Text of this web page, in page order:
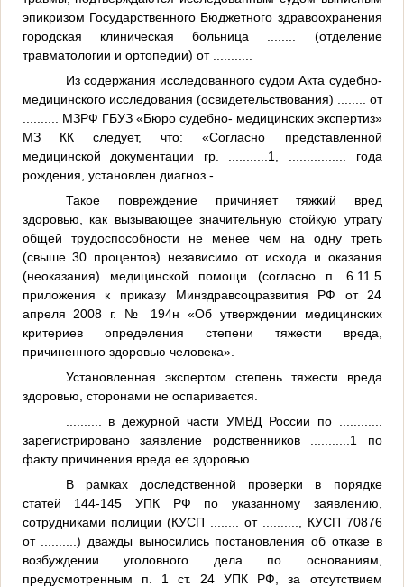
эпикризом Государственного Бюджетного здравоохранения
городская клиническая больница
(отделение
травматологии и ортопедии) от
Из содержания исследованного судом Акта судебно-
медицинского исследования (освидетельствования)
от
МЗРФ ГБУЗ «Бюро судебно- медицинских экспертиз»
МЗ КК следует, что: «Согласно представленной
медицинской документации гр.
...........1
года
рождения, установлен диагноз -
Такое повреждение причиняет тяжкий вред
здоровью, как вызывающее значительную стойкую утрату
общей трудоспособности не менее чем на одну треть
(свыше 30 процентов) независимо от исхода и оказания
(неоказания) медицинской помощи (согласно п. 6.11.5
приложения к приказу Минздравсоцразвития РФ от 24
апреля 2008 г. № 194н «Об утверждении медицинских
критериев определения степени тяжести вреда,
причиненного здоровью человека».
Установленная экспертом степень тяжести вреда
здоровью, сторонами не оспаривается.
в дежурной части УМВД России по
зарегистрировано заявление родственников
...........1
по
факту причинения вреда ее здоровью.
В рамках доследственной проверки в порядке
статей 144-145 УПК РФ по указанному заявлению,
сотрудниками полиции (КУСП
от
, КУСП 70876
от
..........) дважды выносились постановления об отказе в
возбуждении уголовного дела по основаниям,
предусмотренным п. 1 ст. 24 УПК РФ, за отсутствием